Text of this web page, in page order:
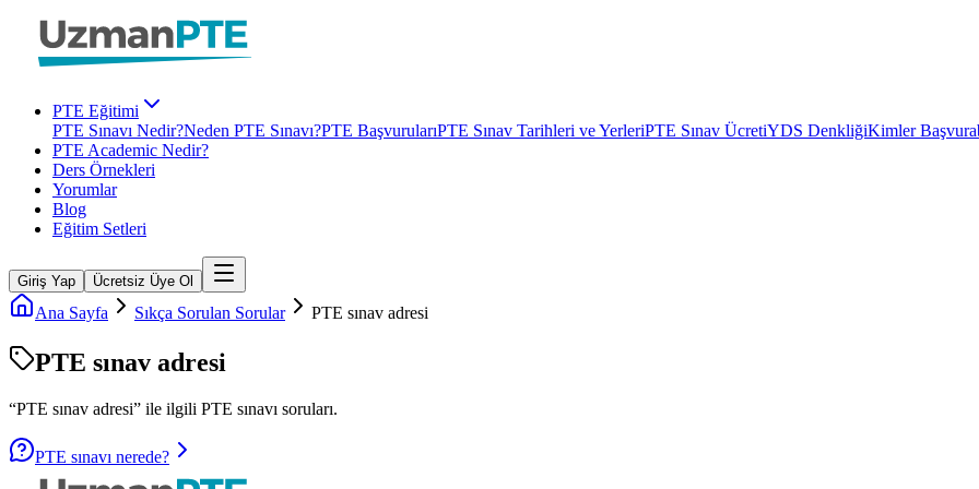
PTE Eğitimi
PTE Sınavı Nedir?Neden PTE Sınavı?PTE BaşvurularıPTE Sınav Tarihleri ve YerleriPTE Sınav ÜcretiYDS DenkliğiKimler
PTE Academic Nedir?
Ders Örnekleri
Yorumlar
Blog
Eğitim Setleri
Giriş Yap Ücretsiz Üye Ol
Ana Sayfa Sıkça Sorulan Sorular PTE sınav adresi
PTE sınav adresi
“PTE sınav adresi” ile ilgili PTE sınavı soruları.
PTE sınavı nerede?